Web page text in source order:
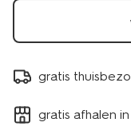
gratis
gratis afhalen in